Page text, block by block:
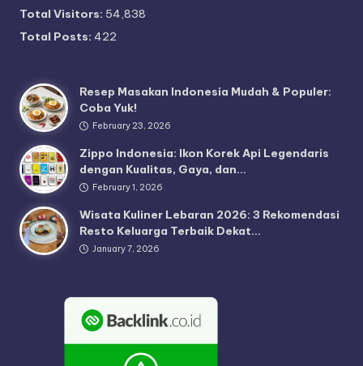
Total Visitors: 54,838
Total Posts: 422
Resep Masakan Indonesia Mudah & Populer:
Coba Yuk!
February 23, 2026
Zippo Indonesia: Ikon Korek Api Legendaris
dengan Kualitas, Gaya, dan…
February 1, 2026
Wisata Kuliner Lebaran 2026: 3 Rekomendasi
Resto Keluarga Terbaik Dekat…
January 7, 2026